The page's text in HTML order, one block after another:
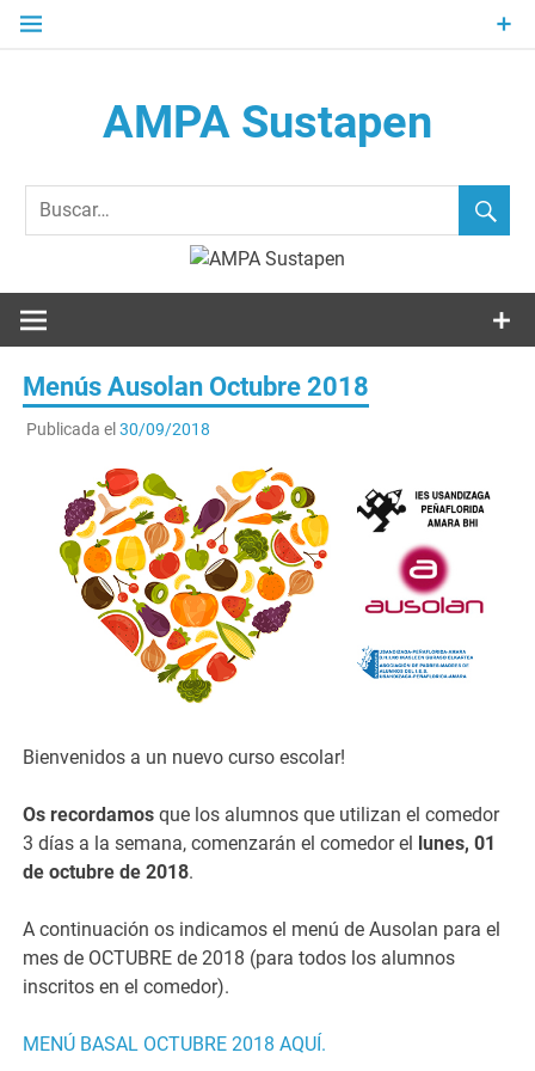
Saltar
AMPA Sustapen
Elkartea Asociación de Padres-Madres de Alumnos del I.E.S.
Menús Ausolan Octubre 2018
Publicada el 30/09/2018
Bienvenidos a un nuevo curso escolar!
Os recordamos que los alumnos que utilizan el comedor
3 días a la semana, comenzarán el comedor el lunes, 01
de octubre de 2018.
A continuación os indicamos el menú de Ausolan para el
mes de OCTUBRE de 2018 (para todos los alumnos
inscritos en el comedor).
MENÚ BASAL OCTUBRE 2018 AQUÍ.